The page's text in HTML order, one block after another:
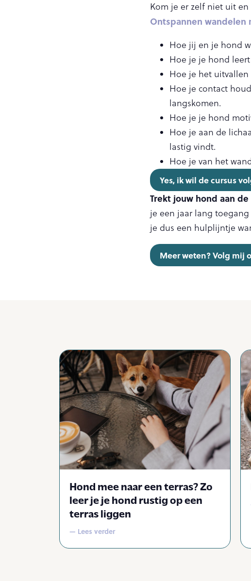
Kom je er zelf niet uit
Ontspannen wandelen
Hoe jij en je hond
Hoe je je hond
Hoe je het
Hoe je contact
langskomen.
Hoe je je hond
Hoe je aan de
lastig vindt.
Hoe je van het
Yes, ik wil de cursus
Trekt jouw hond aan
je een jaar lang
je dus een hulplijntje
Meer weten? Volg mij
Hond mee naar een terras? Zo
leer je je hond rustig op een
terras liggen
— Lees verder